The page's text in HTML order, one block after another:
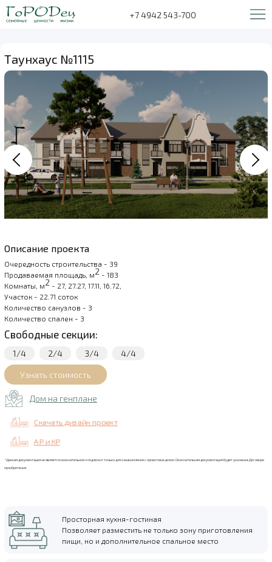
+7 4942 543-700
Таунхаус №1115
Описание проекта
Очередность строительства - 39
Продаваемая площадь, м2 - 183
Комнаты, м2 - 27, 27.27, 17.11, 16.72,
Участок - 22.71 соток
Количество санузлов - 3
Количество спален - 3
Свободные секции:
1/4 2/4 3/4 4/4
Дом на генплане
Скачать дизайн проект
АР и КР
*Данная документация не является окончательной и подлежит только для ознакомления с проектов в целом. Окончательная документация будет указана в Договоре
приобретения.
Просторная кухня-гостиная
Позволяет разместить не только зону приготовления
пищи, но и дополнительное спальное место